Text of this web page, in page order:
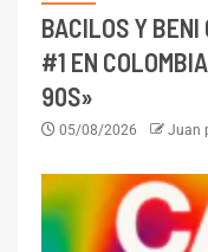
BACILOS Y BENI
#1 EN
90S»
05/08/2026 Juan